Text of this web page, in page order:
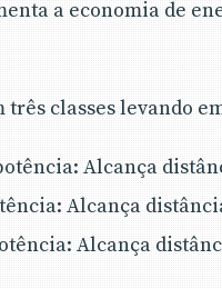
a economia de
classes levando
Alcança
Alcança
Alcança